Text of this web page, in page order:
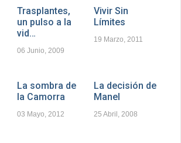
Trasplantes,
un pulso a la
vid…
06 Junio, 2009
Vivir Sin
Límites
19 Marzo, 2011
La sombra de
la Camorra
03 Mayo, 2012
La decisión de
Manel
25 Abril, 2008